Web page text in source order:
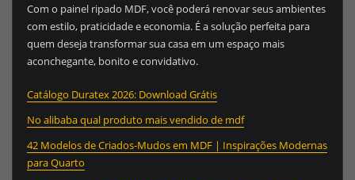
Com o painel ripado MDF, você poderá renovar seus ambientes
com estilo, praticidade e economia. É a solução perfeita para
quem deseja transformar sua casa em um espaço mais
aconchegante, bonito e convidativo.
Catálogo Duratex 2026: Download Grátis
No alibaba qual produto mais vendido de mdf
42 Modelos de Criados-Mudos em MDF | Inspirações Modernas
para Quarto